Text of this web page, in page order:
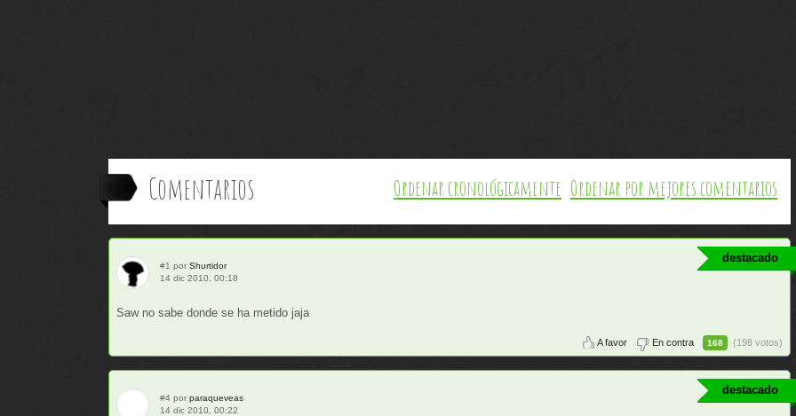
Comentarios Ordenar por mejores comentarios
Ordenar cronológicamente
destacado
#1 por Shurtidor
14 dic 2010, 00:18
Saw no sabe donde se ha metido jaja
A favor En contra 168 (198 votos)
destacado
#4 por paraqueveas
14 dic 2010, 00:22